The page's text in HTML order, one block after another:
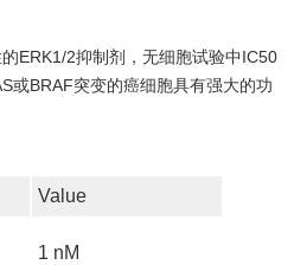
ERK1/2抑制剂，无细胞试验中IC50
或BRAF突变的癌细胞具有强大的功
Value
1 nM